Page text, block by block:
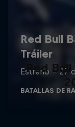
Red